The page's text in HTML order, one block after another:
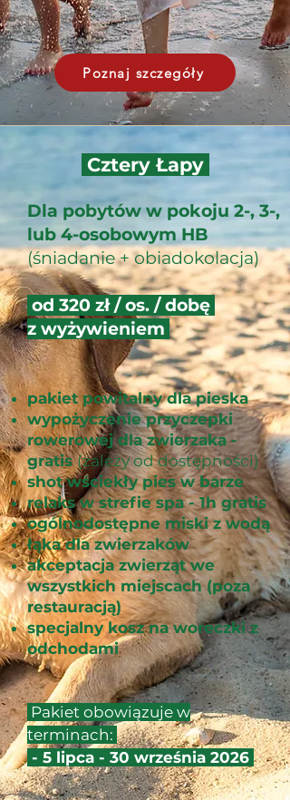
Poznaj szczegóły
Cztery Łapy
Dla pobytów w pokoju 2-, 3-,
lub 4-osobowym HB
(śniadanie + obiadokolacja)
od 320 zł / os. / dobę
z wyżywieniem
pakiet powitalny dla pieska
wypożyczenie przyczepki
rowerowej dla zwierzaka -
gratis(zależy od dostępności)
shot wściekły pies w barze
relaks w strefie spa - 1h gratis
ogólnodostępne miski z wodą
łąka dla zwierzaków
akceptacja zwierząt we
wszystkich miejscach (poza
restauracją)
specjalny kosz na woreczki z
odchodami
Pakiet obowiązuje w
terminach:
- 5 lipca - 30 września 2026